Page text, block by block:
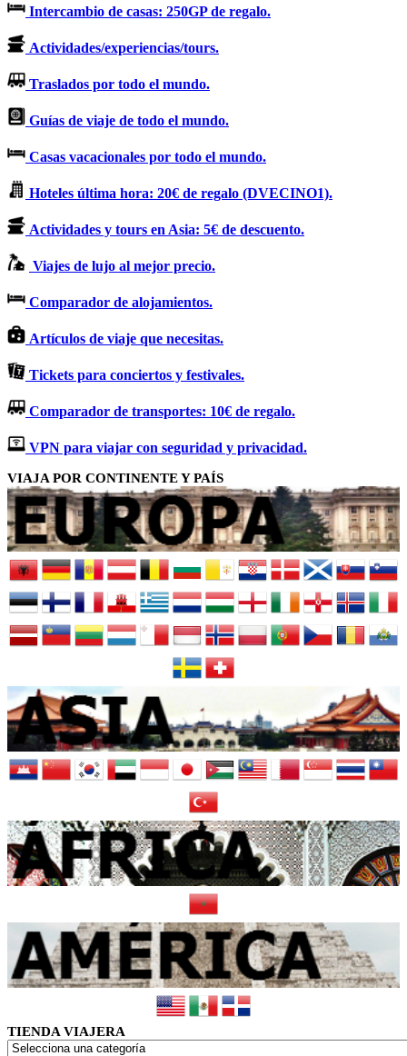
Intercambio de casas: 250GP de regalo.
Actividades/experiencias/tours.
Traslados por todo el mundo.
Guías de viaje de todo el mundo.
Casas vacacionales por todo el mundo.
Hoteles última hora: 20€ de regalo (DVECINO1).
Actividades y tours en Asia: 5€ de descuento.
Viajes de lujo al mejor precio.
Comparador de alojamientos.
Artículos de viaje que necesitas.
Tickets para conciertos y festivales.
Comparador de transportes: 10€ de regalo.
VPN para viajar con seguridad y privacidad.
VIAJA POR CONTINENTE Y PAÍS
TIENDA VIAJERA